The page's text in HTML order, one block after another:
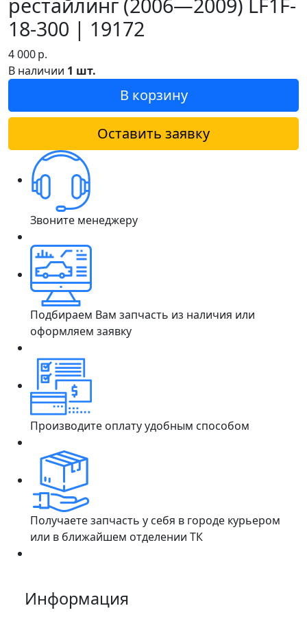
18-300 | 19172
4 000р.
В наличии 1 шт.
В корзину
Оставить заявку
Звоните менеджеру
Подбираем Вам запчасть из наличия или
оформляем заявку
Производите оплату удобным способом
Получаете запчасть у себя в городе курьером
или в ближайшем отделении ТК
Информация